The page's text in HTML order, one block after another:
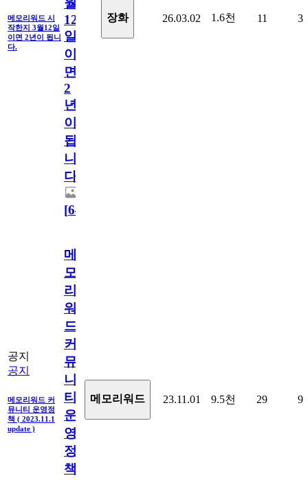
메모리워드 시
작한지 3월12일
이면 2년이 됩니
다.
월
12
일
이
면
2
년
이
됩
니
다.
[64
장화 26.03.02 1.6천 11 3
공지
공지
메모리워드 커
뮤니티 운영정
책 ( 2023.11.1
update )
메
모
리
워
드
커
뮤
니
티
운
영
정
책
메모리워드 23.11.01 9.5천 29 9